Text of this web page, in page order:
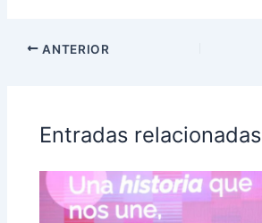
ANTERIOR
Entradas relacionadas